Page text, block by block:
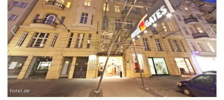
hotel.de